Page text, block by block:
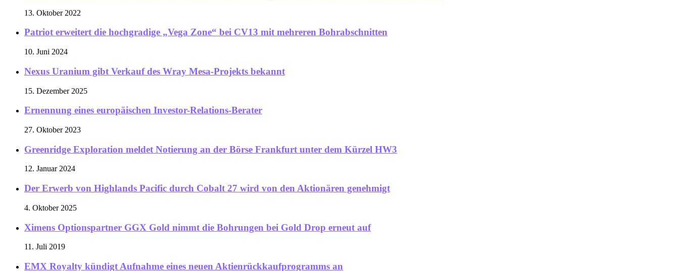
13. Oktober 2022
Patriot erweitert die hochgradige „Vega Zone“ bei CV13 mit mehreren Bohrabschnitten
10. Juni 2024
Nexus Uranium gibt Verkauf des Wray Mesa-Projekts bekannt
15. Dezember 2025
Ernennung eines europäischen Investor-Relations-Berater
27. Oktober 2023
Greenridge Exploration meldet Notierung an der Börse Frankfurt unter dem Kürzel HW3
12. Januar 2024
Der Erwerb von Highlands Pacific durch Cobalt 27 wird von den Aktionären genehmigt
4. Oktober 2025
Ximens Optionspartner GGX Gold nimmt die Bohrungen bei Gold Drop erneut auf
11. Juli 2019
EMX Royalty kündigt Aufnahme eines neuen Aktienrückkaufprogramms an